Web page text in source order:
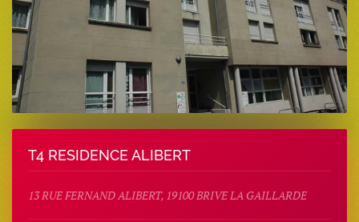
T4 RESIDENCE ALIBERT
13 RUE FERNAND ALIBERT, 19100 BRIVE LA GAILLARDE